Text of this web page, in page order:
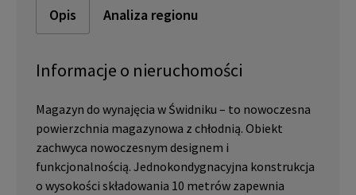
Opis Analiza regionu
Informacje o nieruchomości
Magazyn do wynajęcia w Świdniku – to nowoczesna
powierzchnia magazynowa z chłodnią. Obiekt
zachwyca nowoczesnym designem i
funkcjonalnością. Jednokondygnacyjna konstrukcja
o wysokości składowania 10 metrów zapewnia